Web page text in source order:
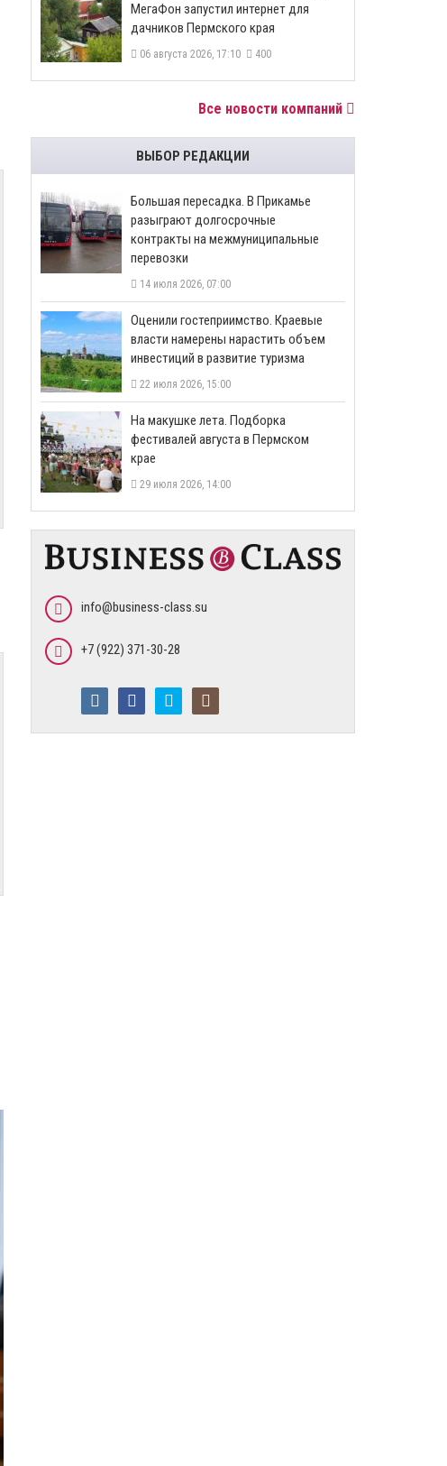
МегаФон запустил интернет для
дачников Пермского края
06 августа 2026, 17:10 400
Все новости компаний
ВЫБОР РЕДАКЦИИ
Большая пересадка. В Прикамье
разыграют долгосрочные
контракты на межмуниципальные
перевозки
14 июля 2026, 07:00
Оценили гостеприимство. Краевые
власти намерены нарастить объем
инвестиций в развитие туризма
22 июля 2026, 15:00
На макушке лета. Подборка
фестивалей августа в Пермском
крае
29 июля 2026, 14:00
info@business-class.su
+7 (922) 371-30-28